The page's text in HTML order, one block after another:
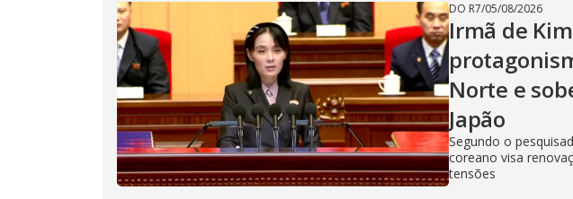
DO R7/05/08/2026
Irmã de
Norte e
Japão
Segundo o
coreano visa
tensões